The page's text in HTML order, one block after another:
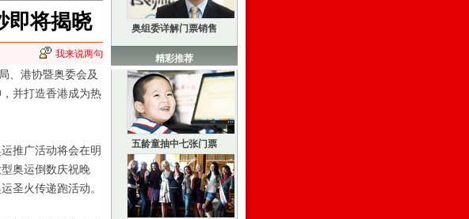
即将揭晓
我来说两句
、港协暨奥委会及
并打造香港成为热
推广活动将会在明
奥运倒数庆祝晚
圣火传递跑活动。
奥组委详解门票销售
精彩推荐
五龄童抽中七张门票